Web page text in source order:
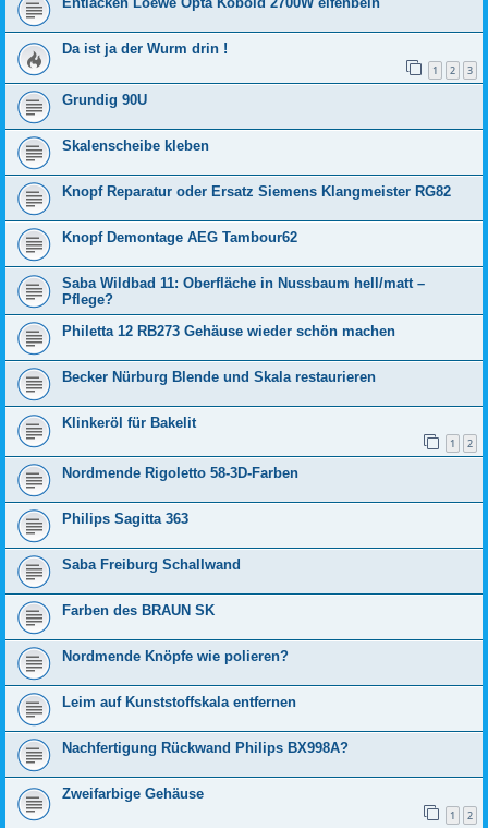
Da ist ja der Wurm drin !
1 2 3
Grundig 90U
Skalenscheibe kleben
Knopf Reparatur oder Ersatz Siemens Klangmeister RG82
Knopf Demontage AEG Tambour62
Saba Wildbad 11: Oberfläche in Nussbaum hell/matt –
Pflege?
Philetta 12 RB273 Gehäuse wieder schön machen
Becker Nürburg Blende und Skala restaurieren
Klinkeröl für Bakelit
1 2
Nordmende Rigoletto 58-3D-Farben
Philips Sagitta 363
Saba Freiburg Schallwand
Farben des BRAUN SK
Nordmende Knöpfe wie polieren?
Leim auf Kunststoffskala entfernen
Nachfertigung Rückwand Philips BX998A?
Zweifarbige Gehäuse
1 2